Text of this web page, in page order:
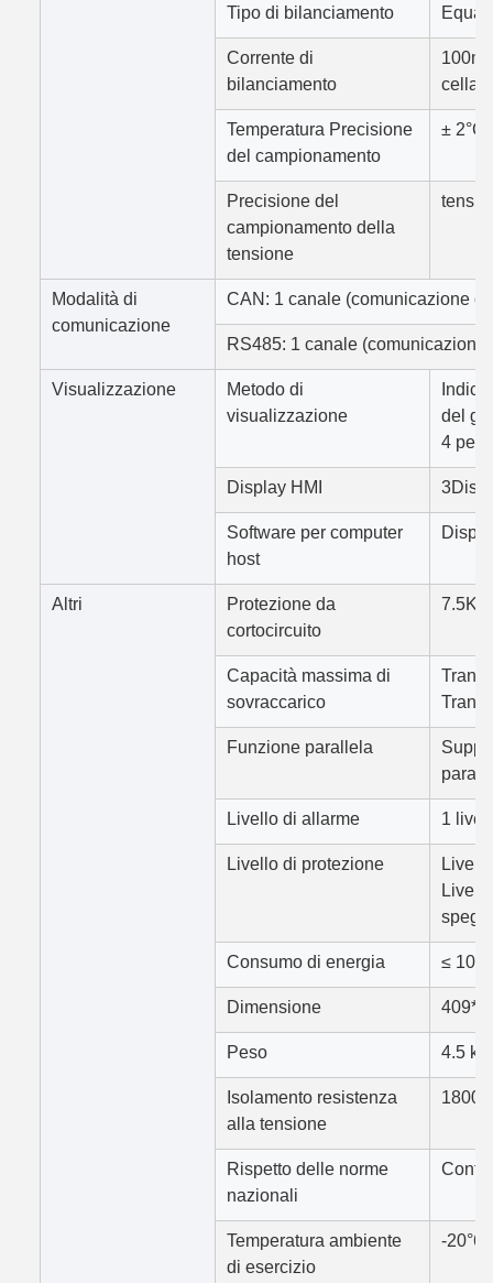
Tipo di bilanciamento
Corrente di
bilanciamento
cella
Temperatura Precisione
del campionamento
± 2°C
Precisione del
campionamento della
tensione
Modalità di
comunicazione
CAN: 1 canale (comunicazione
RS485: 1 canale
Visualizzazione
Metodo di
visualizzazione
del
4 per
Display HMI
Software per computer
host
Altri
Protezione da
cortocircuito
7.5KA
Capacità massima di
sovraccarico
Funzione parallela
Livello di allarme 1
Livello di protezione
Consumo di energia ≤ 10
Dimensione
Peso 4.5 kg
Isolamento resistenza
alla tensione
Rispetto delle norme
nazionali
Temperatura ambiente
di esercizio
-